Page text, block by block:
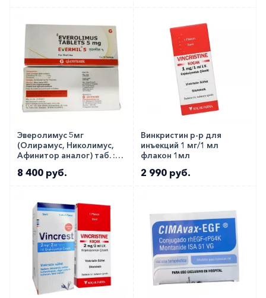
Эверолимус 5мг
(Олирамус, Николимус,
Афинитор аналог) таб. ::
8 400 руб.
Винкристин р-р для
инъекций 1 мг/1 мл
флакон 1мл
2 990 руб.